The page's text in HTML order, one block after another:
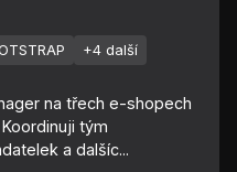
+4 další
na třech e-shopech
tým
a dalšíc...